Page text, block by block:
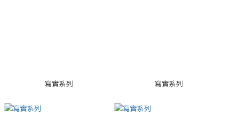
寫實系列 寫實系列